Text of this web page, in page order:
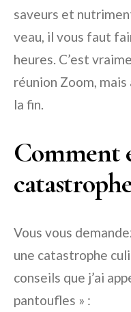
saveurs et
veau, il vous faut
heures. C’est
réunion Zoom,
la fin.
Comment
Vous vous
une catastrophe
conseils que j’ai
pantoufles » :